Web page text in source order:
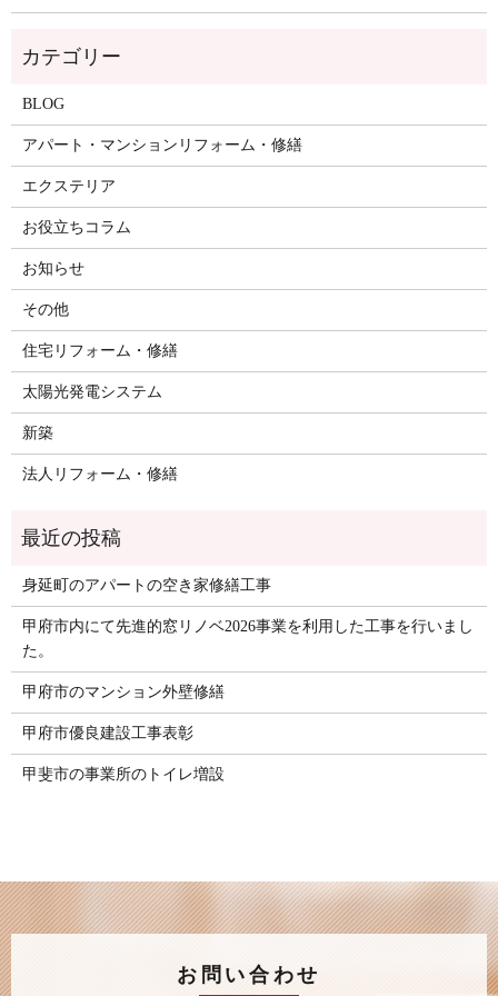
BLOG
アパート・マンションリフォーム・修繕
エクステリア
お役立ちコラム
お知らせ
その他
住宅リフォーム・修繕
太陽光発電システム
新築
法人リフォーム・修繕
身延町のアパートの空き家修繕工事
甲府市内にて先進的窓リノベ2026事業を利用した工事を行いまし
た。
甲府市のマンション外壁修繕
甲府市優良建設工事表彰
甲斐市の事業所のトイレ増設
お問い合わせ